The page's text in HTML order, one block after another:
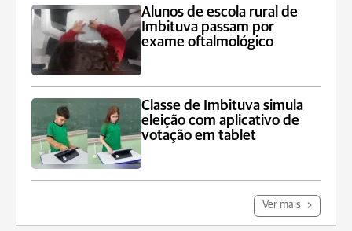
Alunos de escola rural de
Imbituva passam por
exame oftalmológico
Classe de Imbituva simula
eleição com aplicativo de
votação em tablet
Ver mais